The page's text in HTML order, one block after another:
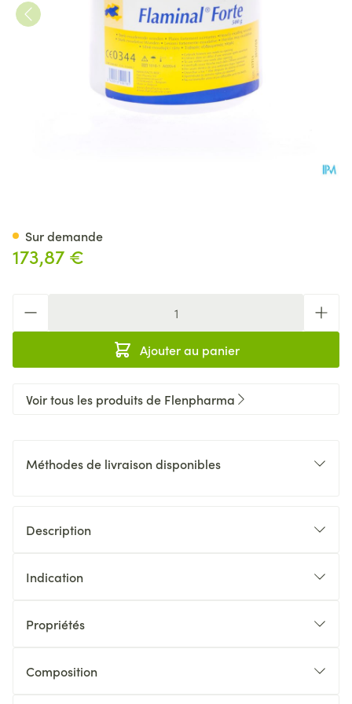
173,87 €
Ajouter au panier
Sur demande
Voir tous les produits de Flenpharma
Méthodes de livraison disponibles
Description
Indication
Propriétés
Composition